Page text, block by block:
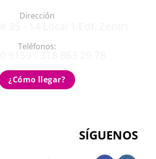
Dirección
Teléfonos:
¿Cómo llegar?
SÍGUENOS